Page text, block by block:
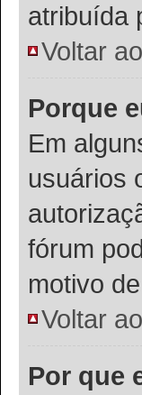
atribuída
Voltar
Porque
Em
usuários
fórum
motivo
Voltar
Por que